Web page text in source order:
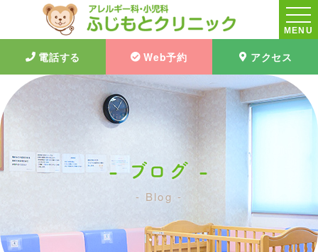
MENU
電話する Web予約 アクセス
ブログ
Blog
診療について｜ブログ｜ふじもとクリニック|大阪茨木市|アレルギー